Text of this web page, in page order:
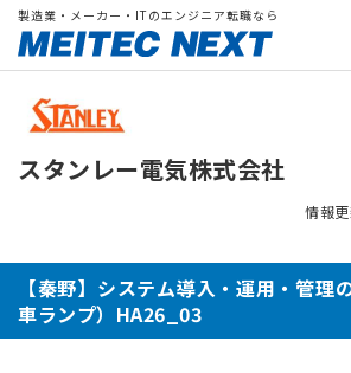
製造業・メーカー・ITのエンジニア転職なら
スタンレー電気株式会社
情報
【秦野】システム導入・運用・管理
車ランプ）HA26_03